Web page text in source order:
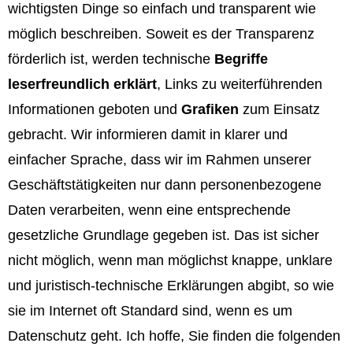
wichtigsten Dinge so einfach und transparent wie
möglich beschreiben. Soweit es der Transparenz
förderlich ist, werden technische Begriffe
leserfreundlich erklärt, Links zu weiterführenden
Informationen geboten und Grafiken zum Einsatz
gebracht. Wir informieren damit in klarer und
einfacher Sprache, dass wir im Rahmen unserer
Geschäftstätigkeiten nur dann personenbezogene
Daten verarbeiten, wenn eine entsprechende
gesetzliche Grundlage gegeben ist. Das ist sicher
nicht möglich, wenn man möglichst knappe, unklare
und juristisch-technische Erklärungen abgibt, so wie
sie im Internet oft Standard sind, wenn es um
Datenschutz geht. Ich hoffe, Sie finden die folgenden